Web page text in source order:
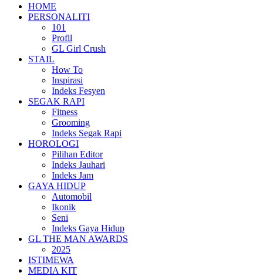
HOME
PERSONALITI
101
Profil
GL Girl Crush
STAIL
How To
Inspirasi
Indeks Fesyen
SEGAK RAPI
Fitness
Grooming
Indeks Segak Rapi
HOROLOGI
Pilihan Editor
Indeks Jauhari
Indeks Jam
GAYA HIDUP
Automobil
Ikonik
Seni
Indeks Gaya Hidup
GL THE MAN AWARDS
2025
ISTIMEWA
MEDIA KIT